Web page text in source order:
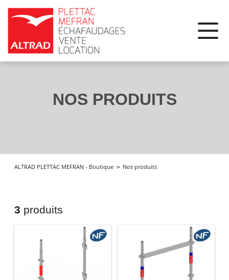
NOS PRODUITS
ALTRAD PLETTAC MEFRAN - Boutique Nos produits
3 produits
Panneau de gestion des cookies